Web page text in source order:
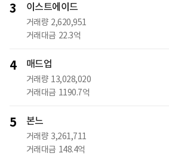
3 이스트에이드
거래량 2,620,951
거래대금 22.3억
4 매드업
거래량 13,028,020
거래대금 1190.7억
5 본느
거래량 3,261,711
거래대금 148.4억